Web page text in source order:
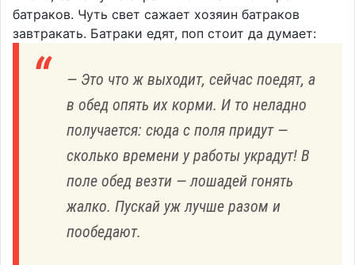
батраков. Чуть свет сажает хозяин батраков
завтракать. Батраки едят, поп стоит да думает:
— Это что ж выходит, сейчас поедят, а
в обед опять их корми. И то неладно
получается: сюда с поля придут —
сколько времени у работы украдут! В
поле обед везти — лошадей гонять
жалко. Пускай уж лучше разом и
пообедают.